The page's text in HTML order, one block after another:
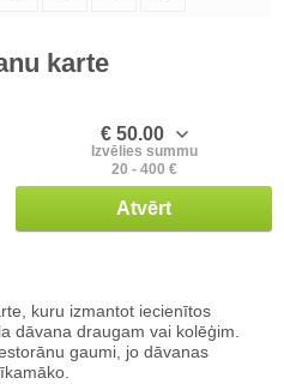
karte
€ 50.00
Izvēlies summu
20 - 400 €
Atvērt
kuru izmantot iecienītos
dāvana draugam vai kolēģim.
gaumi, jo dāvanas